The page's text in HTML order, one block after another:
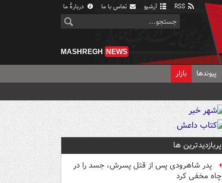
آرشیو تماس با ما دربارهٔ ما
MASHREGH NEWS
پیوندها بازار
پربازدیدترین ها
پدر شاهرودی پس از قتل پسرش، جسد را در
چاه مخفی کرد